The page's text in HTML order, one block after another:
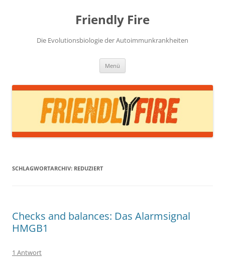
Friendly Fire
Die Evolutionsbiologie der Autoimmunkrankheiten
Menü
SCHLAGWORTARCHIV: REDUZIERT
Checks and balances: Das Alarmsignal
HMGB1
1 Antwort